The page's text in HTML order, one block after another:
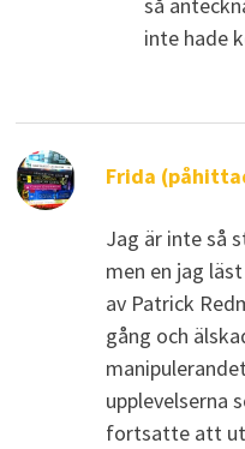
inte hade
Frida
Jag är inte så
men en jag
av Patrick
gång och
upplevelserna
fortsatte att